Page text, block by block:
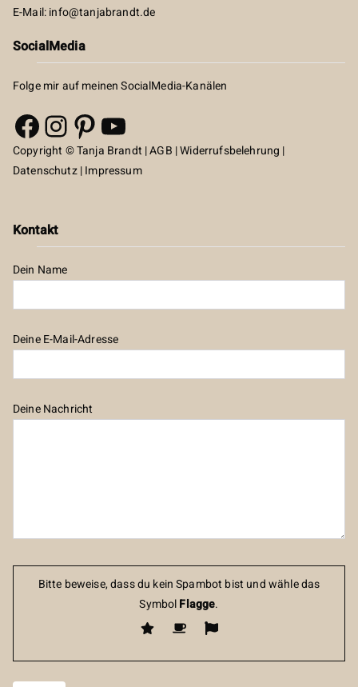
E-Mail:info@tanjabrandt.de
SocialMedia
Folge mir auf meinen SocialMedia-Kanälen
Facebook
Instagram
Pinterest
YouTube
Copyright © Tanja Brandt |AGB |Widerrufsbelehrung |
Datenschutz|Impressum
Kontakt
Dein Name
Deine E-Mail-Adresse
Deine Nachricht
Bitte beweise, dass du kein Spambot bist und wähle das
SymbolFlagge.